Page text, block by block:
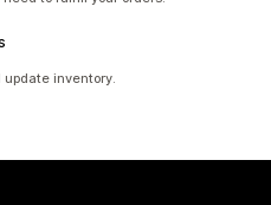
inventory.